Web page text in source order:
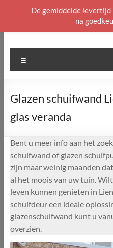
naar
Glazen schuifwand
glas veranda
Bent u meer info aan het
schuifwand of glazen
zijn maar weinig maanden
al het moois van uw tuin.
leven kunnen genieten in
schuifdeur een ideale
glazenschuifwand kunt u
overzien.
De gemiddelde levertijd
na